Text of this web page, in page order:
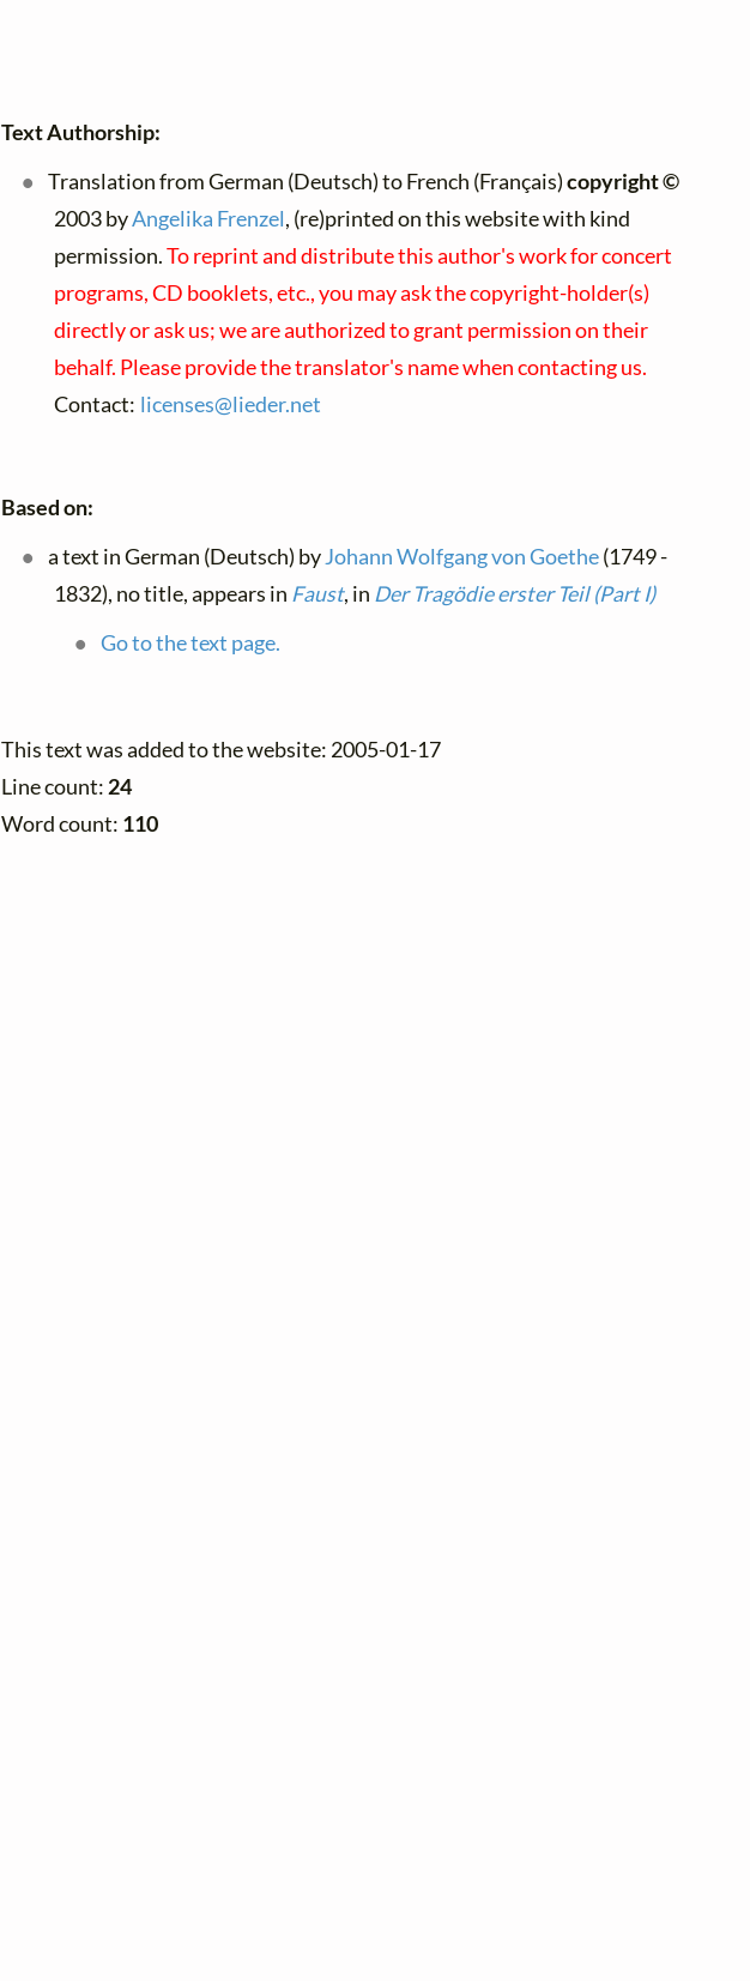
Text Authorship:
Translation from German (Deutsch) to French (Français)copyright ©
2003 byAngelika Frenzel, (re)printed on this website with kind
permission.To reprint and distribute this author's work for concert
programs, CD booklets, etc., you may ask the copyright-holder(s)
directly or ask us; we are authorized to grant permission on their
behalf. Please provide the translator's name when contacting us.
Contact: licenses@lieder.net
Based on:
a text in German (Deutsch) byJohann Wolfgang von Goethe(1749 -
1832), no title, appears in Faust, in Der Tragödie erster Teil (Part I)
Go to the text page.
This text was added to the website: 2005-01-17
Line count: 24
Word count: 110